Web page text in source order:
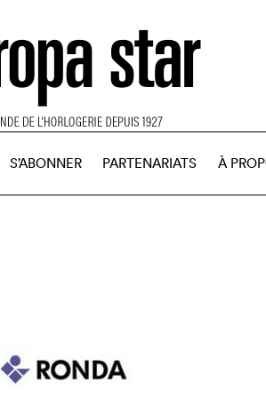
S’ABONNER PARTENARIATS À